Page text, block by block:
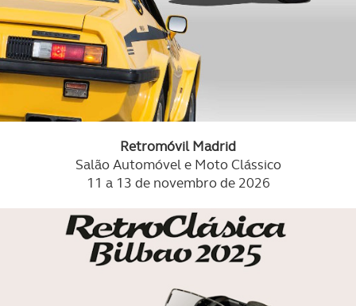
Retromóvil Madrid
Salão Automóvel e Moto Clássico
11 a 13 de novembro de 2026